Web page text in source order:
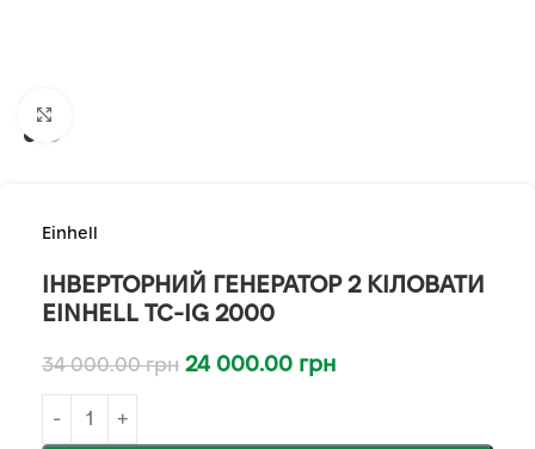
Einhell
ІНВЕРТОРНИЙ ГЕНЕРАТОР 2 КІЛОВАТИ
EINHELL TC-IG 2000
34 000.00грн 24 000.00 грн